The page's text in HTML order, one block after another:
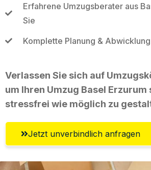
Erfahrene Umzugsberater aus
Sie
Komplette Planung &
Verlassen Sie sich auf
um Ihren Umzug Basel Erzurum
stressfrei wie möglich zu
Jetzt unverbindlich anfragen